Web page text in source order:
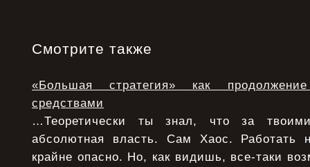
Смотрите также
«Большая стратегия» как
средствами
…Теоретически ты знал, что за
абсолютная власть. Сам Хаос. Работать
крайне опасно. Но, как видишь, все-таки